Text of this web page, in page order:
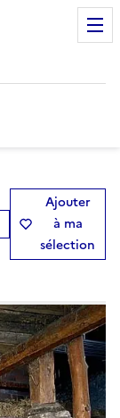
Ajouter
à ma
sélection